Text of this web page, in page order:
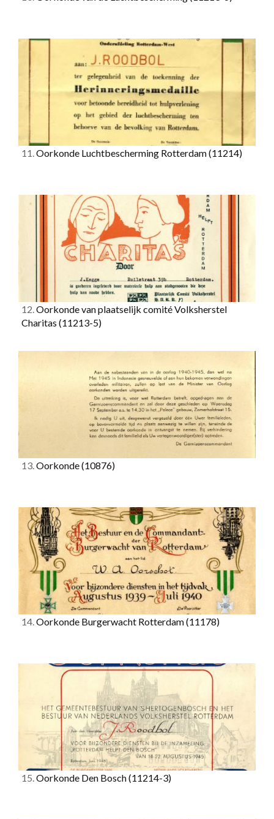
11.Oorkonde Luchtbescherming Rotterdam(11214)
12.Oorkonde van plaatselijk comité Volksherstel
Charitas (11213-5)
13.Oorkonde(10876)
14.Oorkonde Burgerwacht Rotterdam(11178)
15.Oorkonde Den Bosch(11214-3)